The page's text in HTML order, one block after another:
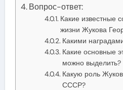
Вопрос-ответ:
Какие известные
жизни Жукова
Какими
Какие основные
можно выделить?
Какую роль
СССР?